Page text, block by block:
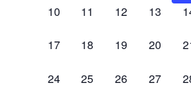
0
10
0
11
0
12
0
13
0
0
17
0
18
0
19
0
20
0
0
24
0
25
0
26
0
27
0